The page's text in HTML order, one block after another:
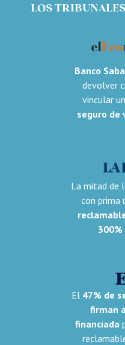
LOS
Banco
devolver
vincular
seguro de
La mitad de
con prima
El47% de
firman
financiada